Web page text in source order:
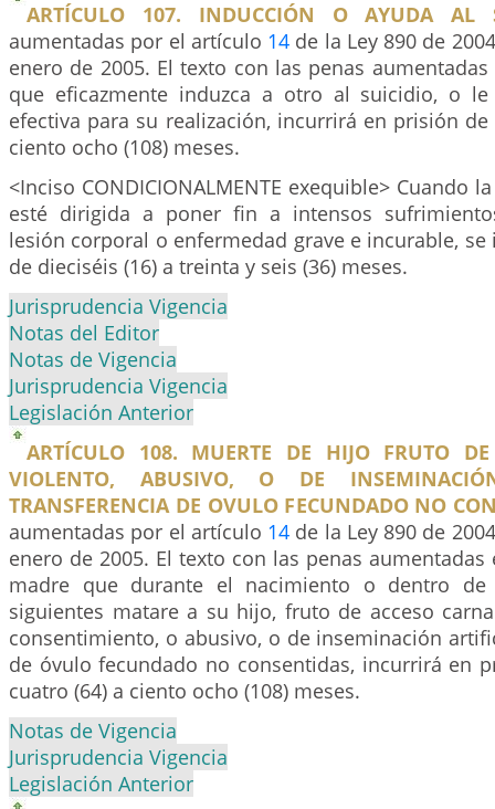
ARTÍCULO 107. INDUCCIÓN O AYUDA AL
aumentadas por el artículo 14 de la Ley 890 de
enero de 2005. El texto con las penas
que eficazmente induzca a otro al suicidio, o
efectiva para su realización, incurrirá en prisión
ciento ocho (108) meses.
<Inciso CONDICIONALMENTE exequible> Cuando
esté dirigida a poner fin a intensos
lesión corporal o enfermedad grave e incurable,
de dieciséis (16) a treinta y seis (36) meses.
Jurisprudencia Vigencia
Notas del Editor
Notas de Vigencia
Jurisprudencia Vigencia
Legislación Anterior
ARTÍCULO 108. MUERTE DE HIJO FRUTO DE
VIOLENTO, ABUSIVO, O DE
TRANSFERENCIA DE OVULO FECUNDADO NO
aumentadas por el artículo 14 de la Ley 890 de
enero de 2005. El texto con las penas aumentadas
madre que durante el nacimiento o dentro
siguientes matare a su hijo, fruto de acceso
consentimiento, o abusivo, o de inseminación
de óvulo fecundado no consentidas, incurrirá en
cuatro (64) a ciento ocho (108) meses.
Notas de Vigencia
Jurisprudencia Vigencia
Legislación Anterior